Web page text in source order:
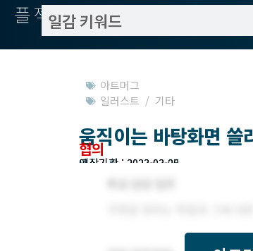
플젝서치
아트머그
일러스트 / 기타
움직이는 바탕화면
협의
모집기한 : 2023-03-05
예상기간 : 2023-03-20